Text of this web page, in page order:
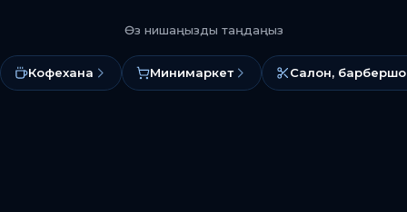
Кофехана Минимаркет Салон,